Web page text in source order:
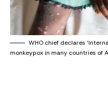
WHO chief declares
monkeypox in many countries of